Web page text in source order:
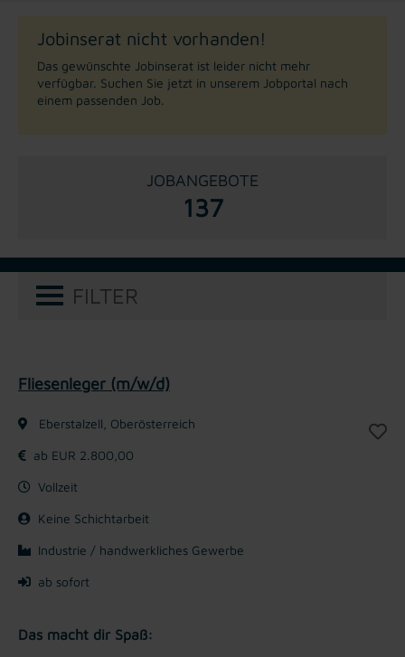
Jobinserat nicht vorhanden!
Das gewünschte Jobinserat ist leider nicht mehr
verfügbar. Suchen Sie jetzt in unserem Jobportal nach
einem passenden Job.
JOBANGEBOTE
137
FILTER
Fliesenleger (m/w/d)
Eberstalzell, Oberösterreich
ab EUR 2.800,00
Vollzeit
Keine Schichtarbeit
Industrie / handwerkliches Gewerbe
ab sofort
Das macht dir Spaß: